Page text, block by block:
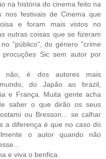
na história do cinema feito na
nos festivais de Cinema que
e foram mais vistos no
outras coisas que se fizeram
"público", do género "crime
Sic sem autor por
não, é dos autores mais
do Japão ao brazil,
e França. Muita gente acha
saber o que dirão os seus
ou Bresson... se calhar
a diferença é que no caso do
o autor quando não
e viva o benfica.